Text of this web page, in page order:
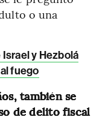
o una
y Hezbolá
fuego
también se
de delito fiscal